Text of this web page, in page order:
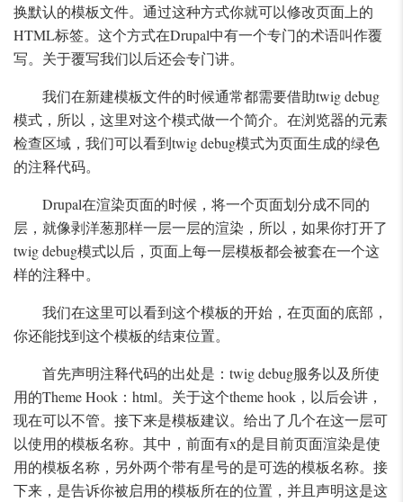
换默认的模板文件。通过这种方式你就可以修改页面上的
HTML标签。这个方式在Drupal中有一个专门的术语叫作覆
写。关于覆写我们以后还会专门讲。
我们在新建模板文件的时候通常都需要借助twig debug
模式，所以，这里对这个模式做一个简介。在浏览器的元素
检查区域，我们可以看到twig debug模式为页面生成的绿色
的注释代码。
Drupal在渲染页面的时候，将一个页面划分成不同的
层，就像剥洋葱那样一层一层的渲染，所以，如果你打开了
twig debug模式以后，页面上每一层模板都会被套在一个这
样的注释中。
我们在这里可以看到这个模板的开始，在页面的底部，
你还能找到这个模板的结束位置。
首先声明注释代码的出处是：twig debug服务以及所使
用的Theme Hook：html。关于这个theme hook，以后会讲，
现在可以不管。接下来是模板建议。给出了几个在这一层可
以使用的模板名称。其中，前面有x的是目前页面渲染是使
用的模板名称，另外两个带有星号的是可选的模板名称。接
下来，是告诉你被启用的模板所在的位置，并且声明这是这